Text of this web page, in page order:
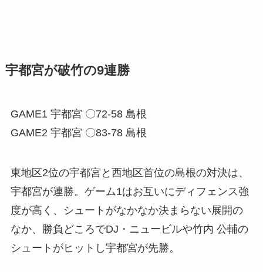
宇都宮が破竹の9連勝
GAME1 宇都宮 〇72-58 島根
GAME2 宇都宮 〇83-78 島根
東地区2位の宇都宮と西地区首位の島根の対決は、
宇都宮が連勝。ゲーム1はお互いにディフェンス強
度が高く、シュートがなかなか決まらない展開の
なか、勝負どころでDJ・ニュービルや竹内 公輔の
シュートがヒットし宇都宮が先勝。